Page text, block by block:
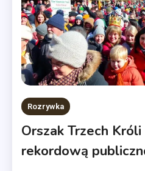
Rozrywka
Orszak Trzech Króli
rekordową